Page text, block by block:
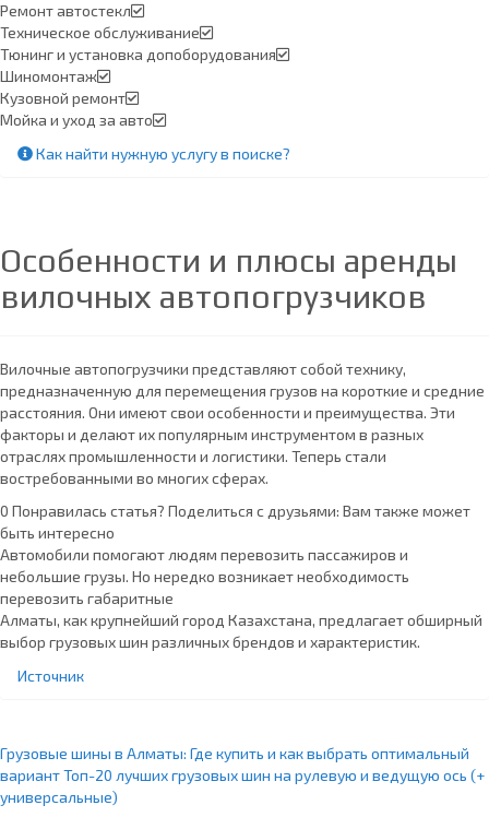
Ремонт автостекл
Техническое обслуживание
Тюнинг и установка допоборудования
Шиномонтаж
Кузовной ремонт
Мойка и уход за авто
Как найти нужную услугу в поиске?
Особенности и плюсы аренды
вилочных автопогрузчиков
Вилочные автопогрузчики представляют собой технику,
предназначенную для перемещения грузов на короткие и средние
расстояния. Они имеют свои особенности и преимущества. Эти
факторы и делают их популярным инструментом в разных
отраслях промышленности и логистики. Теперь стали
востребованными во многих сферах.
0 Понравилась статья? Поделиться с друзьями: Вам также может
быть интересно
Автомобили помогают людям перевозить пассажиров и
небольшие грузы. Но нередко возникает необходимость
перевозить габаритные
Алматы, как крупнейший город Казахстана, предлагает обширный
выбор грузовых шин различных брендов и характеристик.
Источник
Грузовые шины в Алматы: Где купить и как выбрать оптимальный
вариантТоп-20 лучших грузовых шин на рулевую и ведущую ось (+
универсальные)